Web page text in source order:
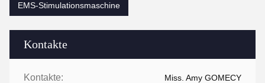
Kontakte
Kontakte: Miss. Amy GOMECY
EMS-Stimulationsmaschine